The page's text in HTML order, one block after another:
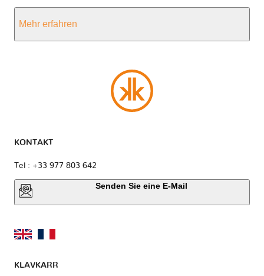
Mehr erfahren
KONTAKT
Tel : +33 977 803 642
Senden Sie eine E-Mail
KLAVKARR